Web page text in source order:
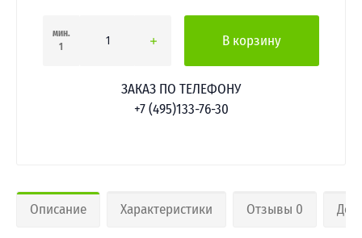
мин.
1
В корзину
ЗАКАЗ ПО ТЕЛЕФОНУ
+7 (495)133-76-30
Описание Характеристики Отзывы 0